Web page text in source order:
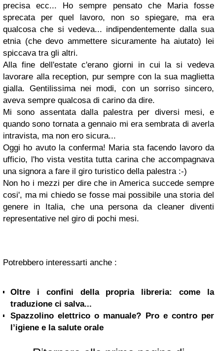
precisa ecc... Ho sempre pensato che Maria fosse
sprecata per quel lavoro, non so spiegare, ma era
qualcosa che si vedeva... indipendentemente dalla sua
etnia (che devo ammettere sicuramente ha aiutato) lei
spiccava tra gli altri.
Alla fine dell'estate c'erano giorni in cui la si vedeva
lavorare alla reception, pur sempre con la sua maglietta
gialla. Gentilissima nei modi, con un sorriso sincero,
aveva sempre qualcosa di carino da dire.
Mi sono assentata dalla palestra per diversi mesi, e
quando sono tornata a gennaio mi era sembrata di averla
intravista, ma non ero sicura...
Oggi ho avuto la conferma! Maria sta facendo lavoro da
ufficio, l'ho vista vestita tutta carina che accompagnava
una signora a fare il giro turistico della palestra :-)
Non ho i mezzi per dire che in America succede sempre
cosi', ma mi chiedo se fosse mai possibile una storia del
genere in Italia, che una persona dacleaner diventi
representative nel giro di pochi mesi.
Potrebbero interessarti anche :
Oltre i confini della propria libreria: come la
traduzione ci salva...
Spazzolino elettrico o manuale? Pro e contro per
l’igiene e la salute orale